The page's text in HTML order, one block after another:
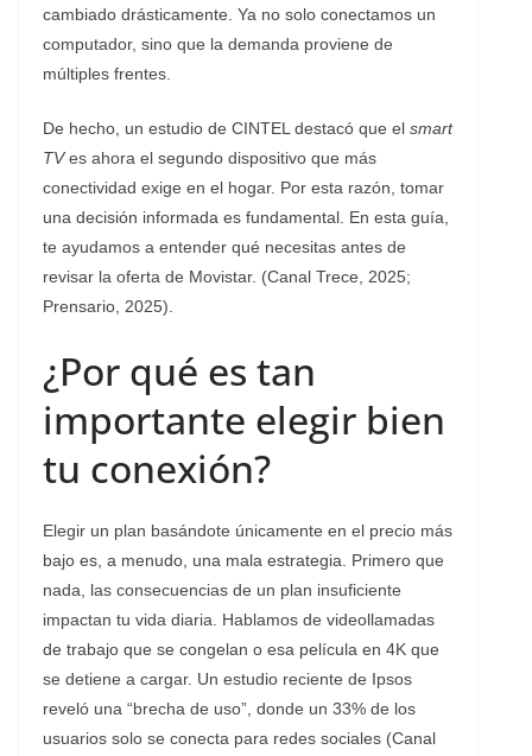
cambiado drásticamente. Ya no solo conectamos un
computador, sino que la demanda proviene de
múltiples frentes.
De hecho, un estudio de CINTEL destacó que el smart
TVes ahora el segundo dispositivo que más
conectividad exige en el hogar. Por esta razón, tomar
una decisión informada es fundamental. En esta guía,
te ayudamos a entender qué necesitas antes de
revisar la oferta de Movistar. (Canal Trece, 2025;
Prensario, 2025).
¿Por qué es tan
importante elegir bien
tu conexión?
Elegir un plan basándote únicamente en el precio más
bajo es, a menudo, una mala estrategia. Primero que
nada, las consecuencias de un plan insuficiente
impactan tu vida diaria. Hablamos de videollamadas
de trabajo que se congelan o esa película en 4K que
se detiene a cargar. Un estudio reciente de Ipsos
reveló una “brecha de uso”, donde un 33% de los
usuarios solo se conecta para redes sociales (Canal